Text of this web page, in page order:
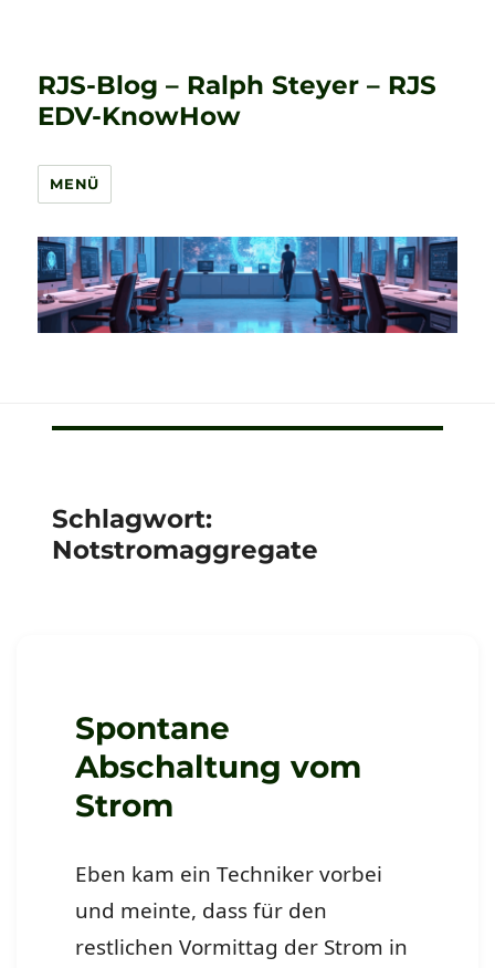
RJS-Blog – Ralph Steyer – RJS
EDV-KnowHow
MENÜ
Schlagwort:
Notstromaggregate
Spontane
Abschaltung vom
Strom
Eben kam ein Techniker vorbei
und meinte, dass für den
restlichen Vormittag der Strom in